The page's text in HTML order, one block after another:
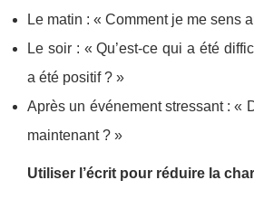
Le matin : « Comment je me sens
Le soir : « Qu’est-ce qui a été
a été positif ? »
Après un événement stressant : «
maintenant ? »
Utiliser l’écrit pour réduire la